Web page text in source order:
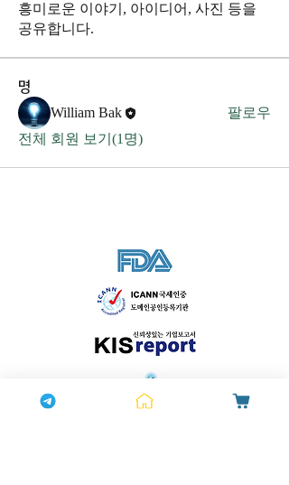
흥미로운 이야기, 아이디어, 사진 등을
공유합니다.
명
William Bak
팔로우
전체 회원 보기(1명)